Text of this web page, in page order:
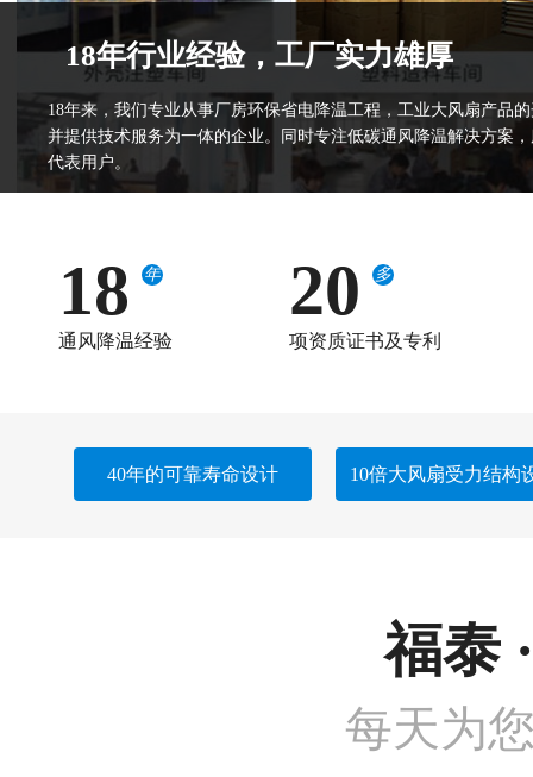
18年行业经验，工厂实力雄厚
18年来，我们专业从事厂房环保省电降温工程，工业大风扇产品
并提供技术服务为一体的企业。同时专注低碳通风降温解决方案
代表用户。
18 年
通风降温经验
20 多
项资质证书及专利
40年的可靠寿命设计 10倍大风扇受力结构
福泰
每天为